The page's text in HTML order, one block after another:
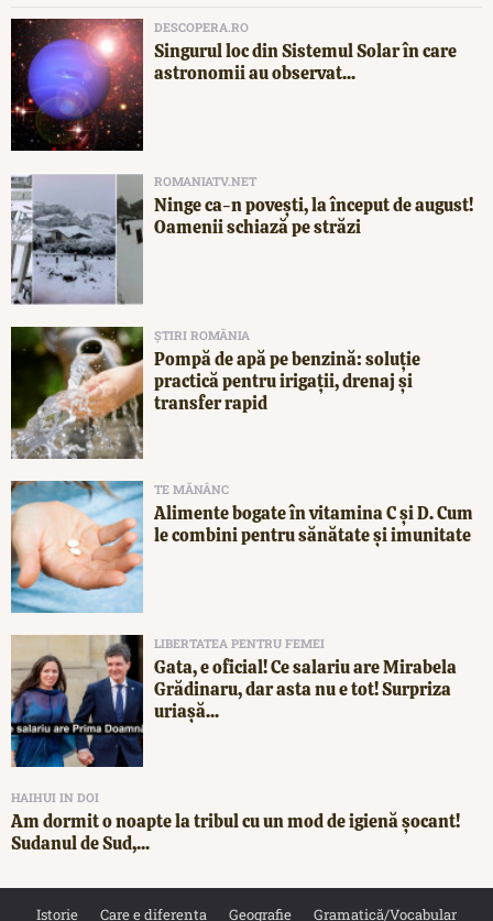
DESCOPERA.RO
Singurul loc din Sistemul Solar în care
astronomii au observat...
ROMANIATV.NET
Ninge ca-n povești, la început de august!
Oamenii schiază pe străzi
ȘTIRI ROMÂNIA
Pompă de apă pe benzină: soluție
practică pentru irigații, drenaj și
transfer rapid
TE MĂNÂNC
Alimente bogate în vitamina C și D. Cum
le combini pentru sănătate și imunitate
LIBERTATEA PENTRU FEMEI
Gata, e oficial! Ce salariu are Mirabela
Grădinaru, dar asta nu e tot! Surpriza
uriașă...
HAIHUI IN DOI
Am dormit o noapte la tribul cu un mod de igienă șocant!
Sudanul de Sud,...
Istorie Care e diferența Geografie Gramatică/Vocabular